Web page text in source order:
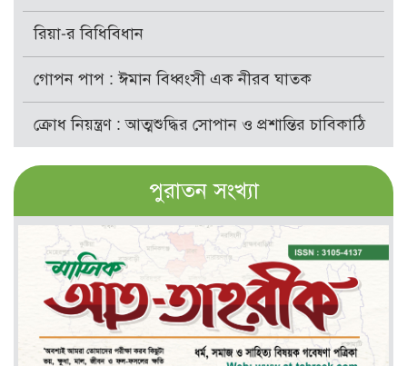
রিয়া-র বিধিবিধান
গোপন পাপ : ঈমান বিধ্বংসী এক নীরব ঘাতক
ক্রোধ নিয়ন্ত্রণ : আত্মশুদ্ধির সোপান ও প্রশান্তির চাবিকাঠি
পুরাতন সংখ্যা